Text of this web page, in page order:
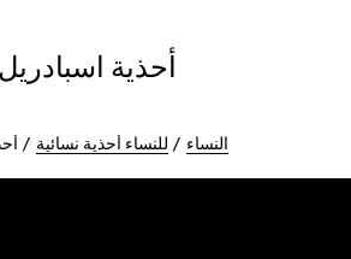
أحذية
النساء للنساء أحذية نسائية